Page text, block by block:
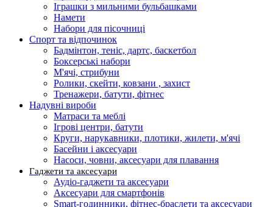
Іграшки з мильними бульбашками
Намети
Набори для пісочниці
Спорт та відпочинок
Бадмінтон, теніс, дартс, баскетбол
Боксерські набори
М'ячі, стрибуни
Ролики, скейти, ковзани , захист
Тренажери, батути, фітнес
Надувні вироби
Матраси та меблі
Ігрові центри, батути
Круги, нарукавники, плотики, жилети, м'ячі
Басейни і аксесуари
Насоси, човни, аксесуари для плавання
Гаджети та аксесуари
Аудіо-гаджети та аксесуари
Аксесуари для смартфонів
Smart-годинники, фітнес-браслети та аксесуари